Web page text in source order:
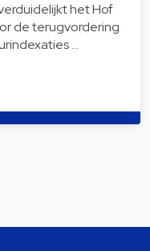
het Hof
de terugvordering
…